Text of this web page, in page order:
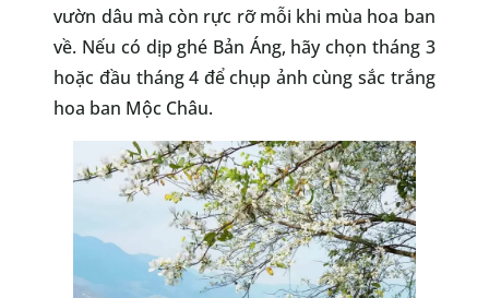
vườn dâu mà còn rực rỡ mỗi khi mùa hoa ban
về. Nếu có dịp ghé Bản Áng, hãy chọn tháng 3
hoặc đầu tháng 4 để chụp ảnh cùng sắc trắng
hoa ban Mộc Châu.